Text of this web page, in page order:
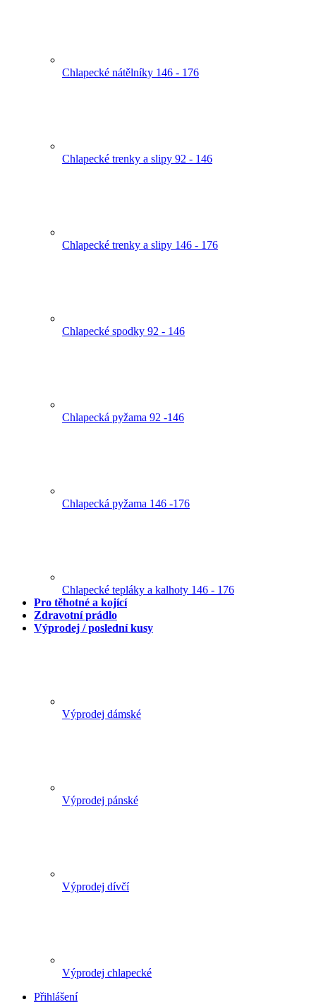
Chlapecké nátělníky 146 - 176
Chlapecké trenky a slipy 92 - 146
Chlapecké trenky a slipy 146 - 176
Chlapecké spodky 92 - 146
Chlapecká pyžama 92 -146
Chlapecká pyžama 146 -176
Chlapecké tepláky a kalhoty 146 - 176
Pro těhotné a kojící
Zdravotní prádlo
Výprodej / poslední kusy
Výprodej dámské
Výprodej pánské
Výprodej dívčí
Výprodej chlapecké
Přihlášení